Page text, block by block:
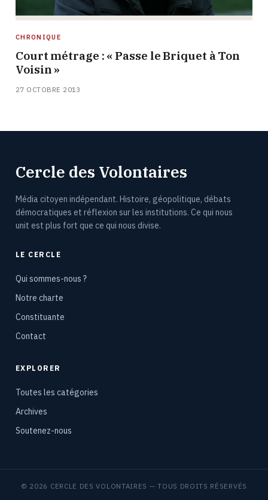
CHRONIQUE
Court métrage : « Passe le Briquet à Ton
Voisin »
27 OCTOBRE 2013
Cercle des Volontaires
Média citoyen indépendant. Histoire, géopolitique, débats
démocratiques et réflexion sur les institutions. Ce qui nous
unit est plus fort que ce qui nous divise.
LE CERCLE
Qui sommes-nous ?
Notre charte
Constituante
Contact
EXPLORER
Toutes les catégories
Archives
Soutenez-nous
© 2026 CERCLE DES VOLONTAIRES — TOUS DROITS RÉSERVÉS